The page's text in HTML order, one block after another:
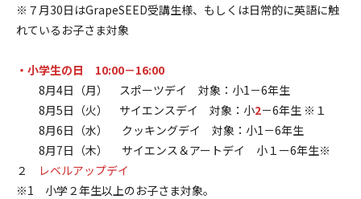
※７月30日はGrapeSEED受講生様、もしくは日常的に英語に触
れているお子さま対象
・小学生の日
10:00－16:00
8月4日（月） スポーツデイ 対象：小1－6年生
8月5日（火） サイエンスデイ 対象：小2－6年生 ※１
8月6日（水） クッキングデイ 対象：小1－6年生
8月7日（木） サイエンス＆アートデイ 小１ー6年生※
２
レベルアップデイ
※1 小学２年生以上のお子さま対象。